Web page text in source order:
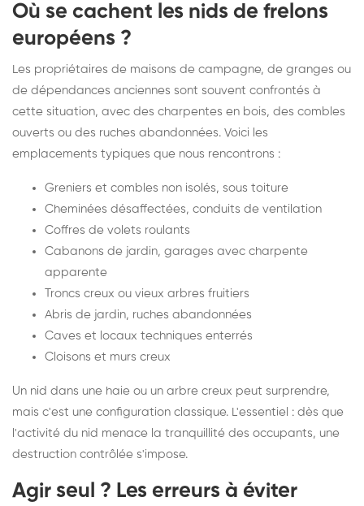
Où se cachent les nids de frelons
européens ?
Les propriétaires de maisons de campagne, de granges ou
de dépendances anciennes sont souvent confrontés à
cette situation, avec des charpentes en bois, des combles
ouverts ou des ruches abandonnées. Voici les
emplacements typiques que nous rencontrons :
Greniers et combles non isolés, sous toiture
Cheminées désaffectées, conduits de ventilation
Coffres de volets roulants
Cabanons de jardin, garages avec charpente
apparente
Troncs creux ou vieux arbres fruitiers
Abris de jardin, ruches abandonnées
Caves et locaux techniques enterrés
Cloisons et murs creux
Un nid dans une haie ou un arbre creux peut surprendre,
mais c'est une configuration classique. L'essentiel : dès que
l'activité du nid menace la tranquillité des occupants, une
destruction contrôlée s'impose.
Agir seul ? Les erreurs à éviter